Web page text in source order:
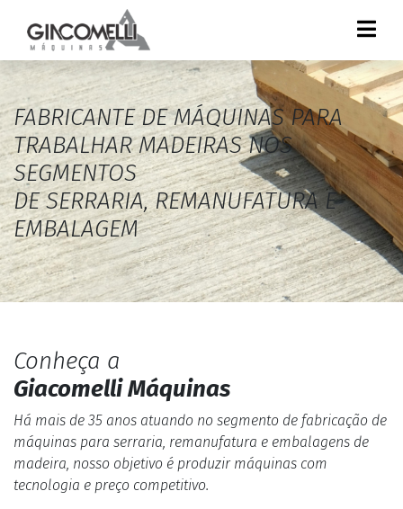
FABRICANTE DE MÁQUINAS PARA
TRABALHAR MADEIRAS NOS
SEGMENTOS
DE SERRARIA, REMANUFATURA E
EMBALAGEM
Conheça a
Giacomelli Máquinas
Há mais de 35 anos atuando no segmento de fabricação de
máquinas para serraria, remanufatura e embalagens de
madeira, nosso objetivo é produzir máquinas com
tecnologia e preço competitivo.